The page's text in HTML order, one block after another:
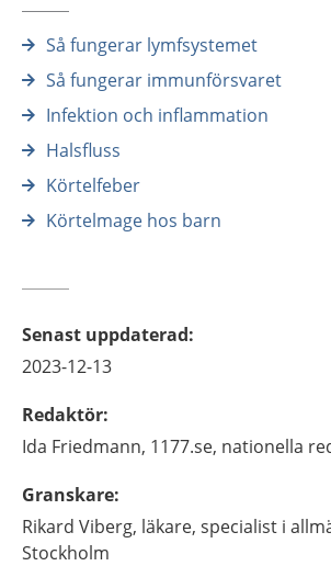
Så fungerar lymfsystemet
Så fungerar immunförsvaret
Infektion och inflammation
Halsfluss
Körtelfeber
Körtelmage hos barn
Senast uppdaterad:
2023-12-13
Redaktör:
Ida Friedmann, 1177.se, nationella
Granskare:
Rikard Viberg, läkare, specialist i
Stockholm